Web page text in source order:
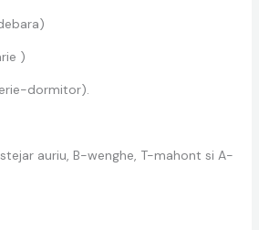
)
dormitor).
auriu, B-wenghe, T-mahont si A-